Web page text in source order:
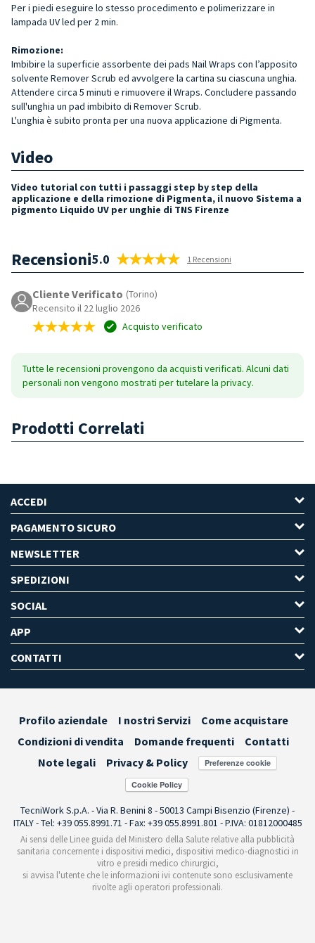
Per i piedi eseguire lo stesso procedimento e polimerizzare in
lampada UV led per 2 min.
Rimozione:
Imbibire la superficie assorbente dei pads Nail Wraps con l’apposito
solvente Remover Scrub ed avvolgere la cartina su ciascuna unghia.
Attendere circa 5 minuti e rimuovere il Wraps. Concludere passando
sull'unghia un pad imbibito di Remover Scrub.
L'unghia è subito pronta per una nuova applicazione di Pigmenta.
Video
Video tutorial con tutti i passaggi step by step della
applicazione e della rimozione di Pigmenta, il nuovo Sistema a
pigmento Liquido UV per unghie di TNS Firenze
Recensioni5.0 1 Recensioni
Cliente Verificato (Torino)
Recensito il 22 luglio 2026
Acquisto verificato
Tutte le recensioni provengono da acquisti verificati. Alcuni dati
personali non vengono mostrati per tutelare la privacy.
Prodotti Correlati
ACCEDI
PAGAMENTO SICURO
NEWSLETTER
SPEDIZIONI
SOCIAL
APP
CONTATTI
Profilo aziendale I nostri Servizi
Come acquistare
Condizioni di vendita
Domande frequenti
Contatti
Note legali
Privacy & Policy Preferenze cookie
TecniWork S.p.A. - Via R. Benini 8 - 50013 Campi Bisenzio (Firenze) -
ITALY - Tel: +39 055.8991.71 - Fax: +39 055.8991.801 - P.IVA: 01812000485
Ai sensi delle Linee guida del Ministero della Salute relative alla pubblicità
sanitaria concernente i dispositivi medici, dispositivi medico-diagnostici in
vitro e presidi medico chirurgici,
si avvisa l'utente che le informazioni ivi contenute sono esclusivamente
rivolte agli operatori professionali.